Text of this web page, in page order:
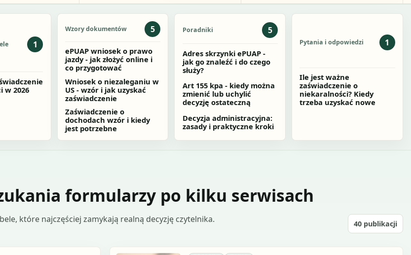
1
w 2026
Wzory dokumentów 5
ePUAP wniosek o prawo
jazdy - jak złożyć online i
co przygotować
Wniosek o niezaleganiu w
US - wzór i jak uzyskać
zaświadczenie
Zaświadczenie o
dochodach wzór i kiedy
jest potrzebne
Poradniki 5
Adres skrzynki ePUAP -
jak go znaleźć i do czego
służy?
Art 155 kpa - kiedy można
zmienić lub uchylić
decyzję ostateczną
Decyzja administracyjna:
zasady i praktyczne kroki
Pytania i odpowiedzi 1
Ile jest ważne
zaświadczenie o
niekaralności? Kiedy
trzeba uzyskać nowe
formularzy po kilku serwisach
które najczęściej zamykają realną decyzję czytelnika. 40publikacji